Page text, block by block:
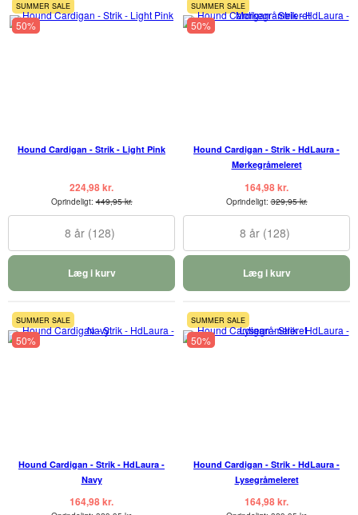
SUMMER SALE
50%
Hound Cardigan - Strik - Light Pink
224,98 kr.
Oprindeligt:449,95 kr.
8 år (128)
Læg i kurv
SUMMER SALE
50%
Hound Cardigan - Strik - HdLaura -
Mørkegråmeleret
164,98 kr.
Oprindeligt:329,95 kr.
8 år (128)
Læg i kurv
SUMMER SALE
50%
Hound Cardigan - Strik - HdLaura -
Navy
164,98 kr.
SUMMER SALE
50%
Hound Cardigan - Strik - HdLaura -
Lysegråmeleret
164,98 kr.